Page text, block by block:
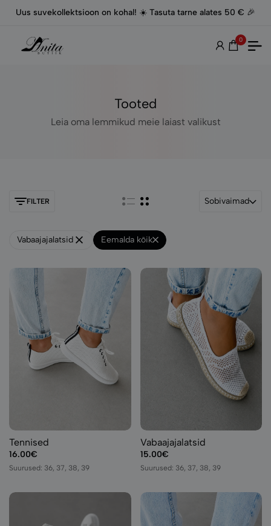
Uus suvekollektsioon on kohal! ☀️ Tasuta tarne alates 50 € 🎉
0
Tooted
Leia oma lemmikud meie laiast valikust
FILTER Sobivaimad
Vabaajajalatsid Eemalda kõik
Tennised
16.00€
Suurused: 36, 37, 38, 39
Vabaajajalatsid
15.00€
Suurused: 36, 37, 38, 39